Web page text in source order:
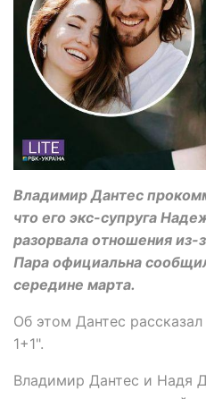
Владимир Дантес
что его экс-супруга
разорвала отношения из-
Пара официальна
середине марта.
Об этом Дантес
1+1".
Владимир Дантес и Надя